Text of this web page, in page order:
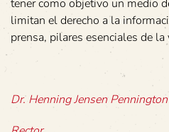
tener como objetivo un medio
limitan el derecho a la
prensa, pilares esenciales de la
Dr. Henning Jensen Pennington